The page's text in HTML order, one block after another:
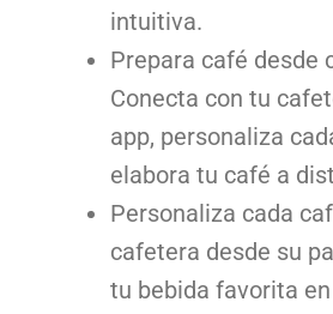
intuitiva.
Prepara café desde
Conecta con tu
app, personaliza
elabora tu café a
Personaliza cada
cafetera desde su
tu bebida favorita